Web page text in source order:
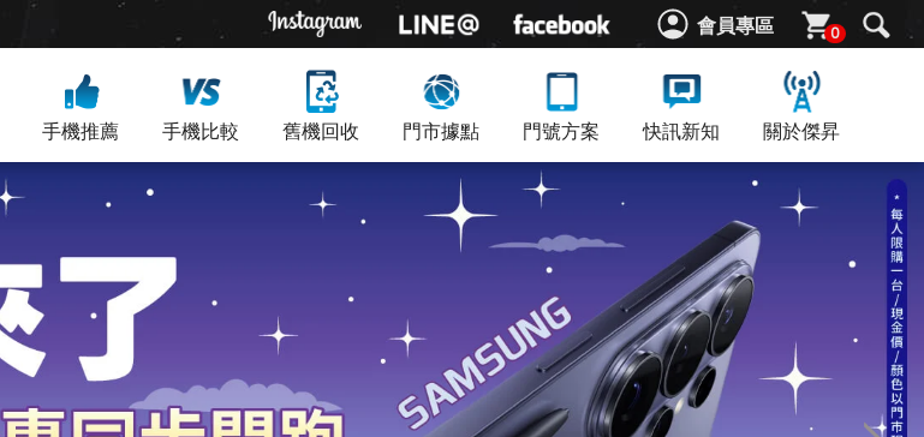
會員專區 0
手機推薦 手機比較 舊機回收 門市據點 門號方案 快訊新知 關於傑昇